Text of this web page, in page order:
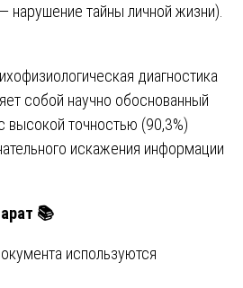
тайны личной жизни).
диагностика
собой научно обоснованный
точностью (90,3%)
искажения информации
📚
используются